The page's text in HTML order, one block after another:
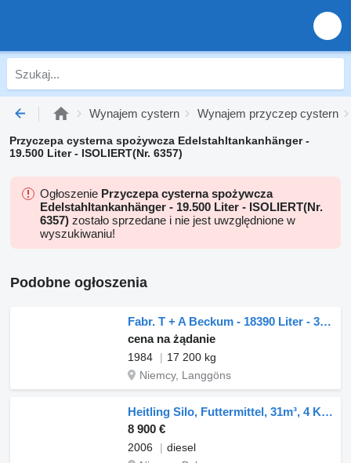
Wynajem cystern Wynajem przyczep cystern
Przyczepa cysterna spożywcza Edelstahltankanhänger -
19.500 Liter - ISOLIERT(Nr. 6357)
Ogłoszenie Przyczepa cysterna spożywcza
Edelstahltankanhänger - 19.500 Liter - ISOLIERT(Nr.
6357) zostało sprzedane i nie jest uwzględnione w
wyszukiwaniu!
Podobne ogłoszenia
Fabr. T + A Beckum - 18390 Liter - 3 Kammern(Nr. 6129)
cena na żądanie
1984
17 200 kg
Niemcy, Langgöns
Heitling Silo, Futtermittel, 31m³, 4 Kammern, TÜV 01/2027
8 900 €
2006
diesel